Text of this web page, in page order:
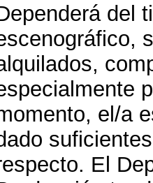
del
el/a
El